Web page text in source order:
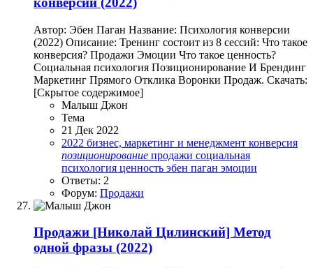
Автор: Эбен Паган Название: Психология конверсии
(2022) Описание: Тренинг состоит из 8 сессий: Что такое
конверсия? Продажи Эмоции Что такое ценность?
Социальная психология Позиционирование И Брендинг
Маркетинг Прямого Отклика Воронки Продаж. Скачать:
[Скрытое содержимое]
Малыш Джон
Тема
21 Дек 2022
2022 бизнес, маркетинг и менеджмент конверсия
позиционирование продажи социальная
психология ценность эбен паган эмоции
Ответы: 2
Форум: Продажи
Продажи [Николай Цилинский] Метод
одной фразы (2022)